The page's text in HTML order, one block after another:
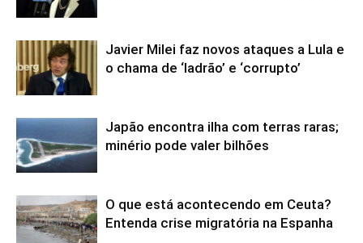
Javier Milei faz novos ataques a Lula e
o chama de ‘ladrão’ e ‘corrupto’
Japão encontra ilha com terras raras;
minério pode valer bilhões
O que está acontecendo em Ceuta?
Entenda crise migratória na Espanha